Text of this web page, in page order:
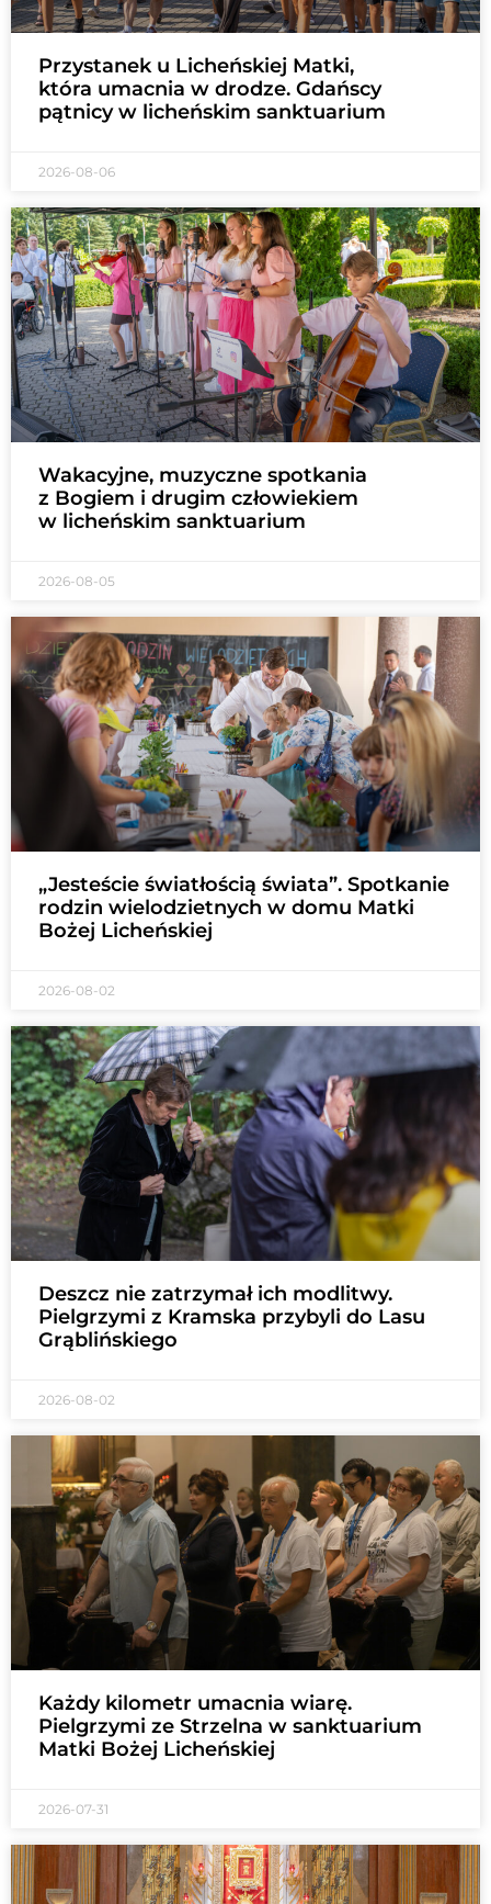
Przystanek u Licheńskiej Matki,
która umacnia w drodze. Gdańscy
pątnicy w licheńskim sanktuarium
2026-08-06
Wakacyjne, muzyczne spotkania
z Bogiem i drugim człowiekiem
w licheńskim sanktuarium
2026-08-05
„Jesteście światłością świata”. Spotkanie
rodzin wielodzietnych w domu Matki
Bożej Licheńskiej
2026-08-02
Deszcz nie zatrzymał ich modlitwy.
Pielgrzymi z Kramska przybyli do Lasu
Grąblińskiego
2026-08-02
Każdy kilometr umacnia wiarę.
Pielgrzymi ze Strzelna w sanktuarium
Matki Bożej Licheńskiej
2026-07-31